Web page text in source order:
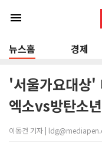
menu
뉴스홈 경제
'서울가요대상'
엑소vs방탄소
이동건 기자 |